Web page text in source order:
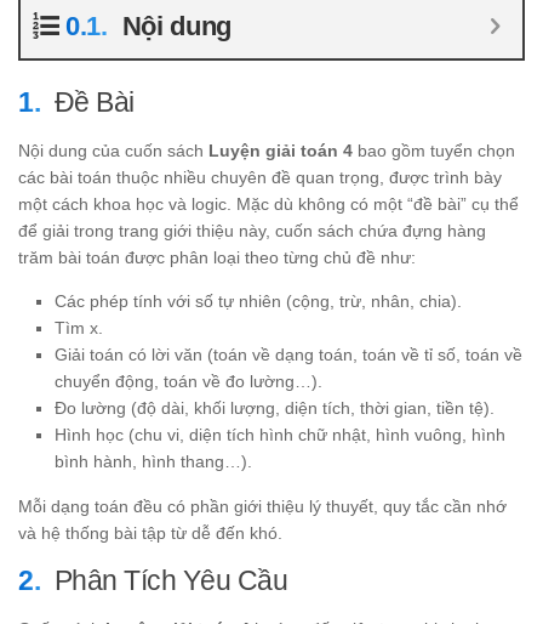
Nội dung
Đề Bài
Nội dung của cuốn sách Luyện giải toán 4 bao gồm tuyển chọn
các bài toán thuộc nhiều chuyên đề quan trọng, được trình bày
một cách khoa học và logic. Mặc dù không có một “đề bài” cụ thể
để giải trong trang giới thiệu này, cuốn sách chứa đựng hàng
trăm bài toán được phân loại theo từng chủ đề như:
Các phép tính với số tự nhiên (cộng, trừ, nhân, chia).
Tìm x.
Giải toán có lời văn (toán về dạng toán, toán về tỉ số, toán về
chuyển động, toán về đo lường…).
Đo lường (độ dài, khối lượng, diện tích, thời gian, tiền tệ).
Hình học (chu vi, diện tích hình chữ nhật, hình vuông, hình
bình hành, hình thang…).
Mỗi dạng toán đều có phần giới thiệu lý thuyết, quy tắc cần nhớ
và hệ thống bài tập từ dễ đến khó.
Phân Tích Yêu Cầu